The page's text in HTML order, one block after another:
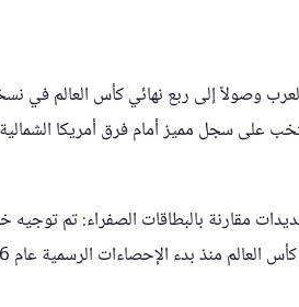
وصولاً إلى ربع نهائي كأس العالم في
قطر 2022. كما حافظ المنتخب على سجل مميز أمام فرق
مقارنة بالبطاقات الصفراء: تم
منذ بدء الإحصاءات الرسمية عام 1966.